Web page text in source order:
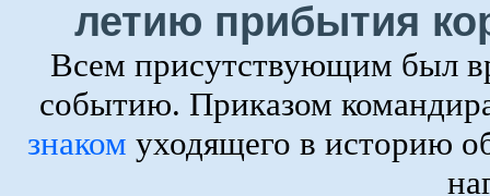
летию прибытия
Всем присутствующим был
событию. Приказом
знаком уходящего в историю